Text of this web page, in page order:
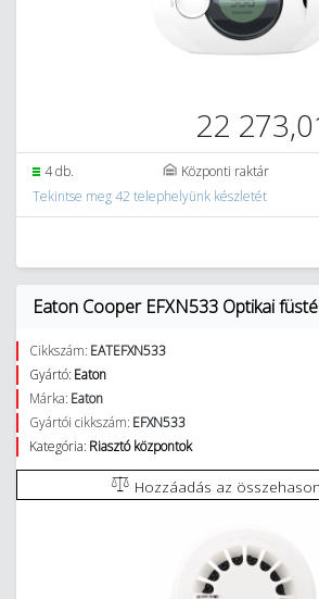
22
4 db. Központi raktár
Tekintse meg 42 telephelyünk készletét
Eaton Cooper EFXN533 Optikai
Cikkszám: EATEFXN533
Gyártó: Eaton
Márka: Eaton
Gyártói cikkszám: EFXN533
Kategória: Riasztó központok
Hozzáadás az